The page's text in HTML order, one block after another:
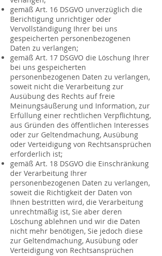
gemäß Art. 16 DSGVO unverzüglich die
Berichtigung unrichtiger oder
Vervollständigung Ihrer bei uns
gespeicherten personenbezogenen
Daten zu verlangen;
gemäß Art. 17 DSGVO die Löschung Ihrer
bei uns gespeicherten
personenbezogenen Daten zu verlangen,
soweit nicht die Verarbeitung zur
Ausübung des Rechts auf freie
Meinungsäußerung und Information, zur
Erfüllung einer rechtlichen Verpflichtung,
aus Gründen des öffentlichen Interesses
oder zur Geltendmachung, Ausübung
oder Verteidigung von Rechtsansprüchen
erforderlich ist;
gemäß Art. 18 DSGVO die Einschränkung
der Verarbeitung Ihrer
personenbezogenen Daten zu verlangen,
soweit die Richtigkeit der Daten von
Ihnen bestritten wird, die Verarbeitung
unrechtmäßig ist, Sie aber deren
Löschung ablehnen und wir die Daten
nicht mehr benötigen, Sie jedoch diese
zur Geltendmachung, Ausübung oder
Verteidigung von Rechtsansprüchen